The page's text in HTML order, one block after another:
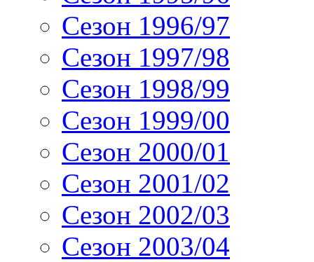
Сезон 1996/97
Сезон 1997/98
Сезон 1998/99
Сезон 1999/00
Сезон 2000/01
Сезон 2001/02
Сезон 2002/03
Сезон 2003/04